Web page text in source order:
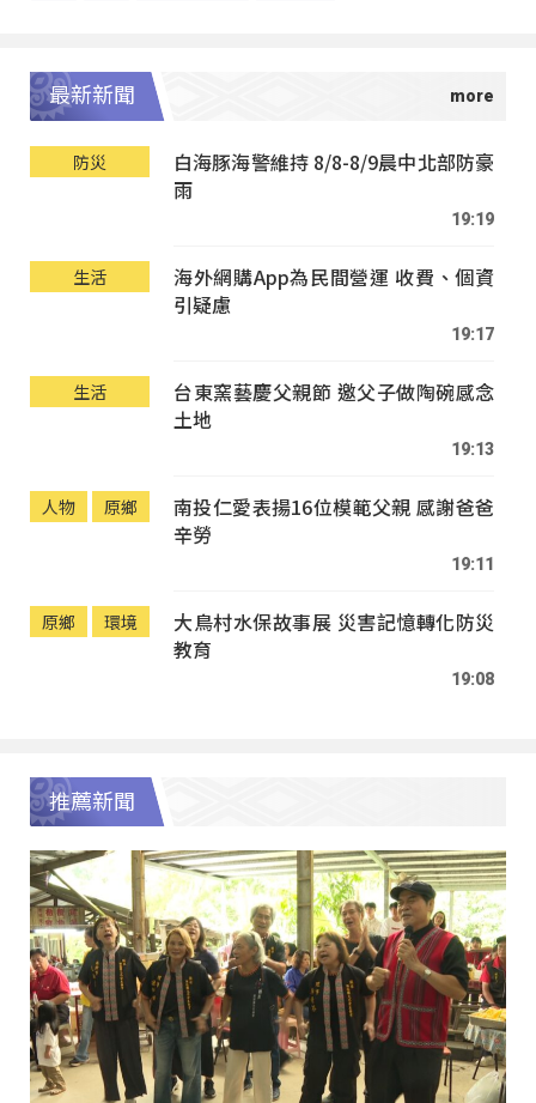
最新新聞
防災
白海豚海警維持 8/8-8/9晨中北部防豪
雨
19:19
生活
海外網購App為民間營運 收費、個資
引疑慮
19:17
生活
台東窯藝慶父親節 邀父子做陶碗感念
土地
19:13
人物 原鄉
南投仁愛表揚16位模範父親 感謝爸爸
辛勞
19:11
原鄉 環境
大鳥村水保故事展 災害記憶轉化防災
教育
19:08
推薦新聞